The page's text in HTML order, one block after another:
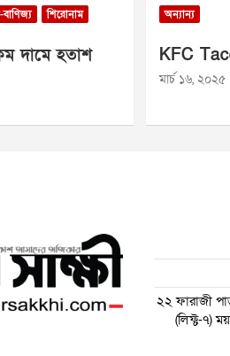
বাণিজ্য শিরোনাম
দামে হতাশ
অন্যান্য
KFC
মার্চ ১৬, ২০২৫
২২ ফারাজী
(লিফ্ট-৭)